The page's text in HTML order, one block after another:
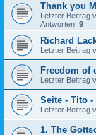
Thank you
Letzter Beitrag
Antworten: 9
Richard
Letzter Beitrag
Freedom of
Letzter Beitrag
Seite - Tito
Letzter Beitrag
1. The